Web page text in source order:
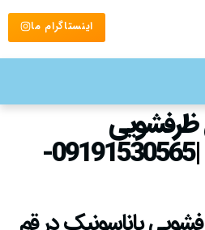
اینستاگرام ما
ظرفشویی
پاناسونیک در قم |09191530565-